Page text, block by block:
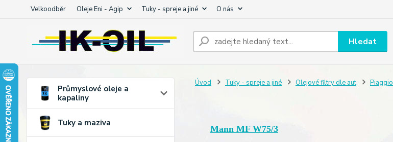
Velkoodběr Oleje Eni - Agip Tuky - spreje a jiné O nás
Hledat
Průmyslové oleje a
kapaliny
Tuky a maziva
Úvod Tuky - spreje a jiné Olejové filtry dle aut Piaggio
Mann MF W75/3